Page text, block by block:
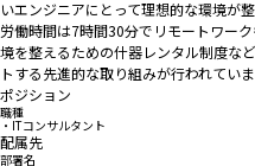
いエンジニアにとって理想的な環境が
労働時間は7時間30分でリモートワー
境を整えるための什器レンタル制度な
トする先進的な取り組みが行われていま
ポジション
職種
・ITコンサルタント
配属先
部署名